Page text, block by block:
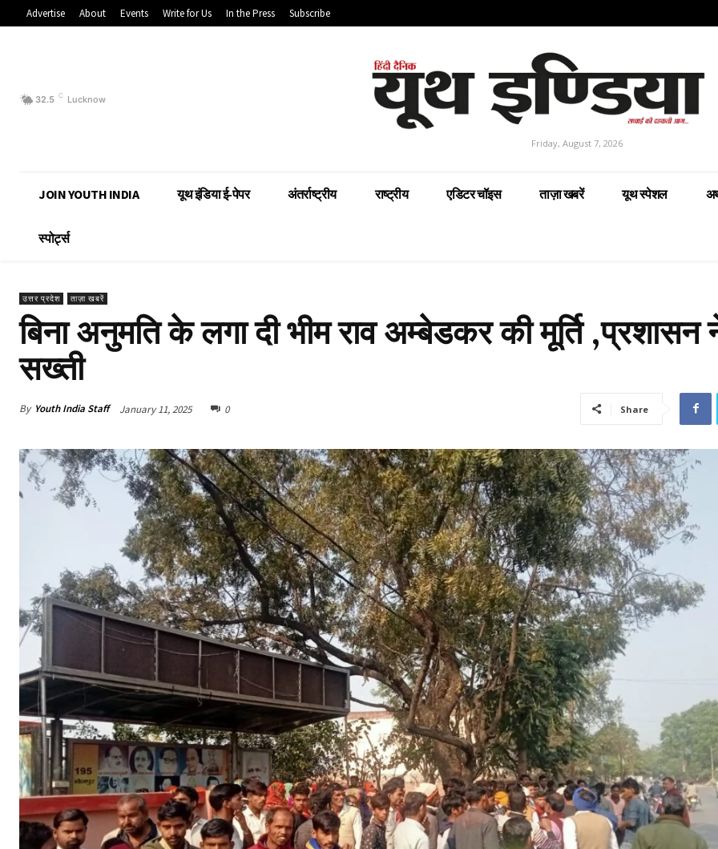
Advertise About Events Write for Us In the Press Subscribe
32.5 C Lucknow
Friday, August 7, 2026
JOIN YOUTH INDIA यूथ इंडिया ई-पेपर अंतर्राष्ट्रीय राष्ट्रीय एडिटर चॉइस ताज़ा खबरें यूथ स्पेशल
स्पोर्ट्स
उत्तर प्रदेश ताज़ा खबरें
बिना अनुमति के लगा दी भीम राव अम्बेडकर की मूर्ति ,प्रशासन
सख्ती
By Youth India Staff January 11, 2025 0 Share